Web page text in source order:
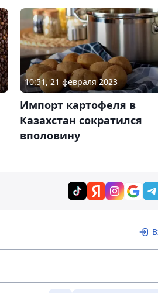
10:51, 21 февраля 2023
Импорт картофеля в
Казахстан сократился
вполовину